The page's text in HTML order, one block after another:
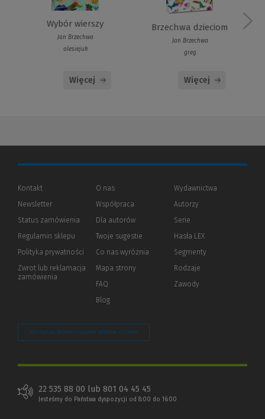
Wybór wierszy
Jan Brzechwa
olesiejuk
Więcej
Brzechwa dzieciom
Jan Brzechwa
greg
Więcej
Kontakt
Newsletter
Status zamówienia
Regulamin sklepu
Polityka prywatności (Nowe
(Link
innej
Zwrot lub reklamacja
zamówienia
O nas
Współpraca
Dla autorów(Nowe
(Link
innej
strony)
Twoje sugestie
Co nas wyróżnia
Mapa strony
FAQ
Blog
Wydawnictwa
Autorzy
Serie
Hasła LEX
Segmenty
Rodzaje
Zawody
Zarządzaj preferencjami plików cookie
22 535 88 00 lub 801 04 45 45
Jesteśmy do Państwa dyspozycji od 8:00 do 16:00